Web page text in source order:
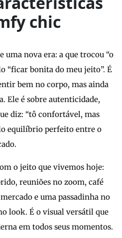
chic
uma nova era: a que trocou “o
“ficar bonita do meu jeito”. É
bem no corpo, mas ainda
Ele é sobre autenticidade,
diz: “tô confortável, mas
equilíbrio perfeito entre o
o jeito que vivemos hoje:
reuniões no zoom, café
e uma passadinha no
look. É o visual versátil que
em todos seus momentos.